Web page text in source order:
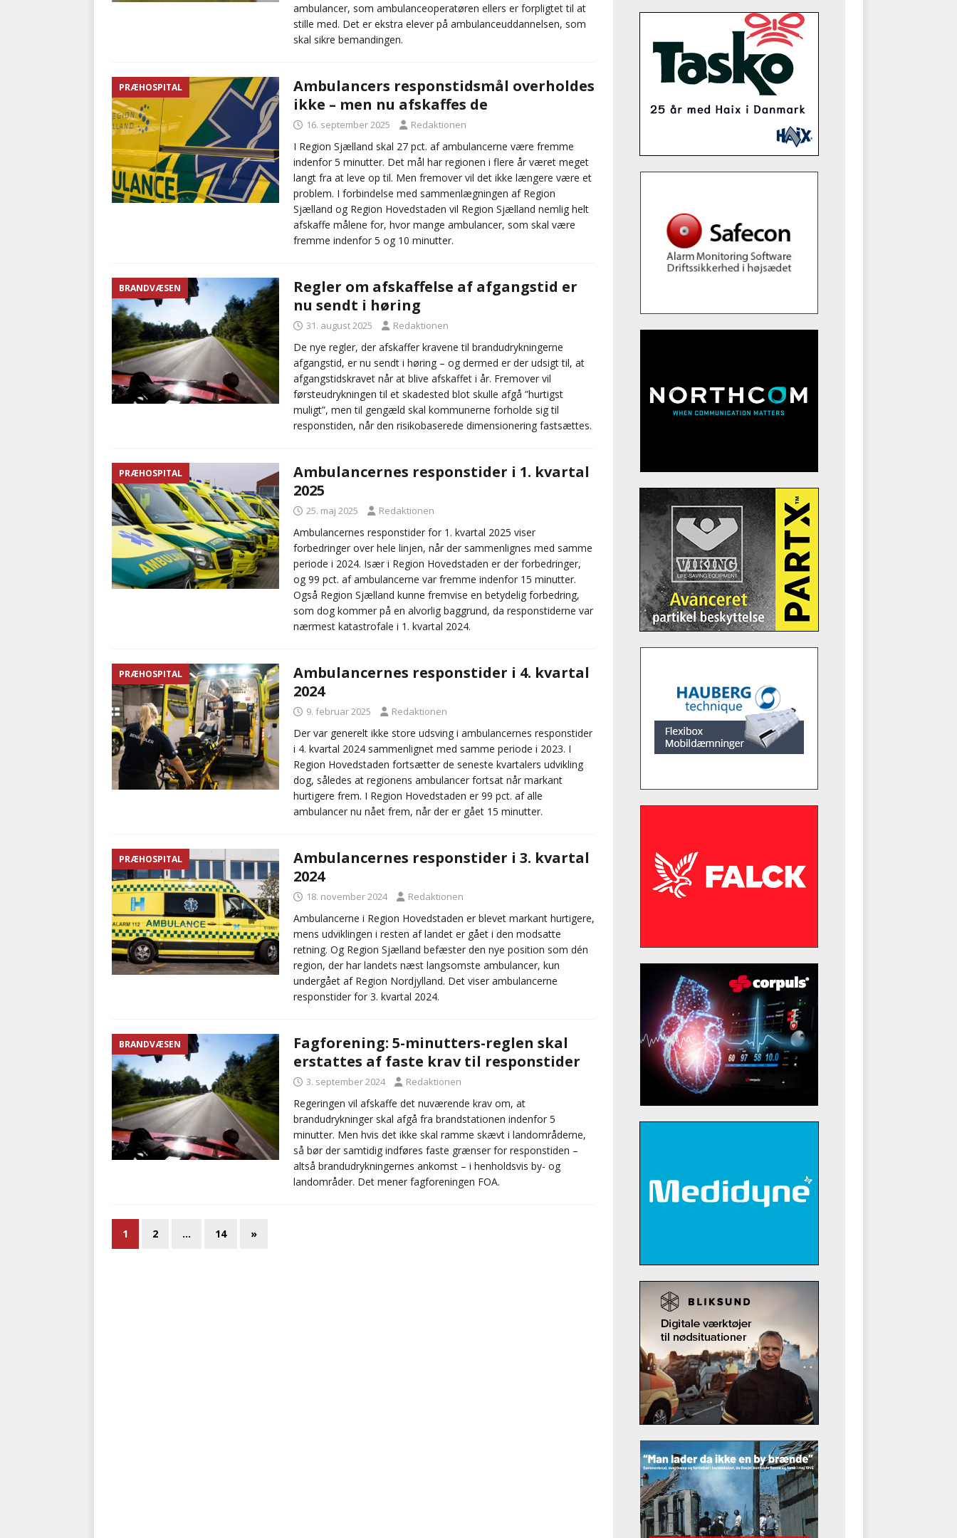
ambulancer, som ambulanceoperatøren ellers er forpligtet til at
stille med. Det er ekstra elever på ambulanceuddannelsen, som
skal sikre bemandingen.
PRÆHOSPITAL
Ambulancers responstidsmål overholdes
ikke – men nu afskaffes de
16. september 2025 Redaktionen
I Region Sjælland skal 27 pct. af ambulancerne være fremme
indenfor 5 minutter. Det mål har regionen i flere år været meget
langt fra at leve op til. Men fremover vil det ikke længere være et
problem. I forbindelse med sammenlægningen af Region
Sjælland og Region Hovedstaden vil Region Sjælland nemlig helt
afskaffe målene for, hvor mange ambulancer, som skal være
fremme indenfor 5 og 10 minutter.
BRANDVÆSEN
Regler om afskaffelse af afgangstid er
nu sendt i høring
31. august 2025 Redaktionen
De nye regler, der afskaffer kravene til brandudrykningerne
afgangstid, er nu sendt i høring – og dermed er der udsigt til, at
afgangstidskravet når at blive afskaffet i år. Fremover vil
førsteudrykningen til et skadested blot skulle afgå ”hurtigst
muligt”, men til gengæld skal kommunerne forholde sig til
responstiden, når den risikobaserede dimensionering fastsættes.
PRÆHOSPITAL
Ambulancernes responstider i 1. kvartal
2025
25. maj 2025 Redaktionen
Ambulancernes responstider for 1. kvartal 2025 viser
forbedringer over hele linjen, når der sammenlignes med samme
periode i 2024. Især i Region Hovedstaden er der forbedringer,
og 99 pct. af ambulancerne var fremme indenfor 15 minutter.
Også Region Sjælland kunne fremvise en betydelig forbedring,
som dog kommer på en alvorlig baggrund, da responstiderne var
nærmest katastrofale i 1. kvartal 2024.
PRÆHOSPITAL
Ambulancernes responstider i 4. kvartal
2024
9. februar 2025 Redaktionen
Der var generelt ikke store udsving i ambulancernes responstider
i 4. kvartal 2024 sammenlignet med samme periode i 2023. I
Region Hovedstaden fortsætter de seneste kvartalers udvikling
dog, således at regionens ambulancer fortsat når markant
hurtigere frem. I Region Hovedstaden er 99 pct. af alle
ambulancer nu nået frem, når der er gået 15 minutter.
PRÆHOSPITAL
Ambulancernes responstider i 3. kvartal
2024
18. november 2024 Redaktionen
Ambulancerne i Region Hovedstaden er blevet markant hurtigere,
mens udviklingen i resten af landet er gået i den modsatte
retning. Og Region Sjælland befæster den nye position som dén
region, der har landets næst langsomste ambulancer, kun
undergået af Region Nordjylland. Det viser ambulancerne
responstider for 3. kvartal 2024.
BRANDVÆSEN
Fagforening: 5-minutters-reglen skal
erstattes af faste krav til responstider
3. september 2024 Redaktionen
Regeringen vil afskaffe det nuværende krav om, at
brandudrykninger skal afgå fra brandstationen indenfor 5
minutter. Men hvis det ikke skal ramme skævt i landområderne,
så bør der samtidig indføres faste grænser for responstiden –
altså brandudrykningernes ankomst – i henholdsvis by- og
landområder. Det mener fagforeningen FOA.
1 2 … 14 »